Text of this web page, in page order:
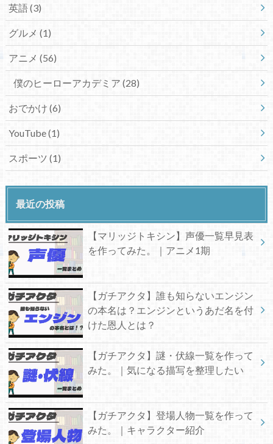
英語(3)
グルメ (1)
アニメ (56)
僕のヒーローアカデミア (28)
おでかけ (6)
YouTube(1)
スポーツ (1)
最近の投稿
【マリッジトキシン】声優一覧早見表
を作ってみた。｜アニメ1期
【ガチアクタ】誰も知らないエンジン
の本名は？エンジンというあだ名を付
けた恩人とは？
【ガチアクタ】謎・伏線一覧を作って
みた。｜気になる描写を整理したい
【ガチアクタ】登場人物一覧を作って
みた。｜キャラクター紹介